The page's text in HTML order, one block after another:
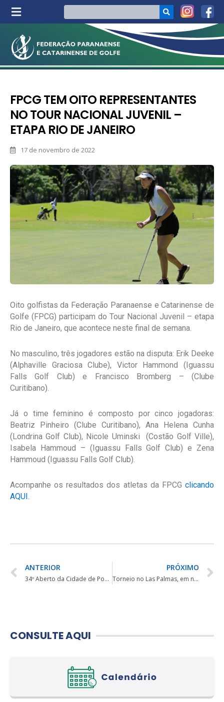
FPCG TEM OITO REPRESENTANTES
NO TOUR NACIONAL JUVENIL –
ETAPA RIO DE JANEIRO
17 de novembro de 2022
Oito golfistas da Federação Paranaense e Catarinense de
Golfe (FPCG) participam do Tour Nacional Juvenil – etapa
Rio de Janeiro, que acontece neste final de semana.
No masculino, três jogadores estão na disputa: Erik Deeke
(Alphaville Graciosa Clube), Victor Hammond (Iguassu
Falls Golf Club) e Francisco Bromberg – (Clube
Curitibano).
Já o time feminino é composto por cinco jogadoras:
Beatriz Pinheiro (Clube Curitibano), Ana Helena Cunha
(Londrina Golf Club), Nicole Uminski (Costão Golf Ville),
Isabela Hammoud – (Iguassu Falls Golf Club) e Zena
Hammoud (Iguassu Falls Golf Club).
Acompanhe os resultados dos atletas da FPCG clicando
AQUI.
ANTERIOR
34º Aberto da Cidade de Ponta Grossa começa nesta sexta-feira – HORÁRIO DE SAÍDA
PRÓXIMO
Torneio no Las Palmas, em novembro
CONSULTE AQUI